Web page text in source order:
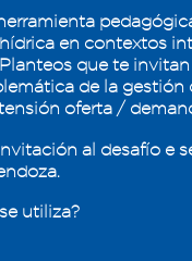
2 3 4 5
la
consuntivos
Se
en contextos
que te
de la gestión
oferta /
al desafío e
utiliza?